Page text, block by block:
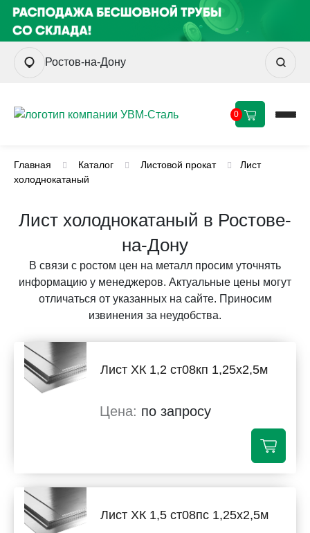
Ростов-на-Дону
0
Главная Каталог Листовой прокат
Лист
холоднокатаный
Лист холоднокатаный в Ростове-
на-Дону
В связи с ростом цен на металл просим уточнять
информацию у менеджеров. Актуальные цены могут
отличаться от указанных на сайте. Приносим
извинения за неудобства.
Лист ХК 1,2 ст08кп 1,25х2,5м
по запросу
Лист ХК 1,5 ст08пс 1,25х2,5м